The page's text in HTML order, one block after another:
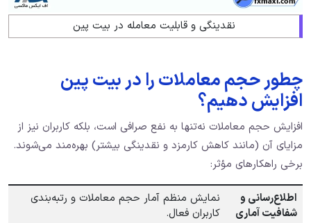
نقدینگی و قابلیت معامله در بیت پین
چطور حجم معاملات را در بیت پین
افزایش دهیم؟
افزایش حجم معاملات نه‌تنها به نفع صرافی است، بلکه کاربران نیز از
مزایای آن (مانند کاهش کارمزد و نقدینگی بیشتر) بهره‌مند می‌شوند.
برخی راهکارهای مؤثر:
اطلاع‌رسانی و
شفافیت آماری
نمایش منظم آمار حجم معاملات و رتبه‌بندی
کاربران فعال.